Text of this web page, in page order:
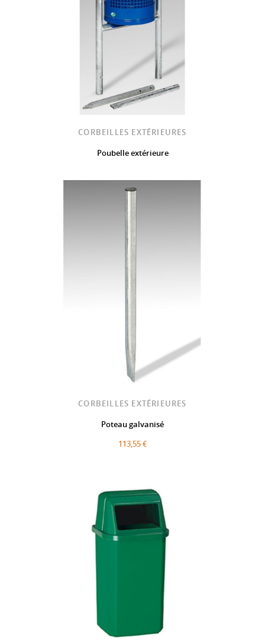
CORBEILLES EXTÉRIEURES
Poubelle extérieure
CORBEILLES EXTÉRIEURES
Poteau galvanisé
113,55 €